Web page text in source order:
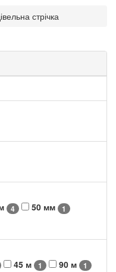
стрічка
4 50 мм 1
45 м 1 90 м 1